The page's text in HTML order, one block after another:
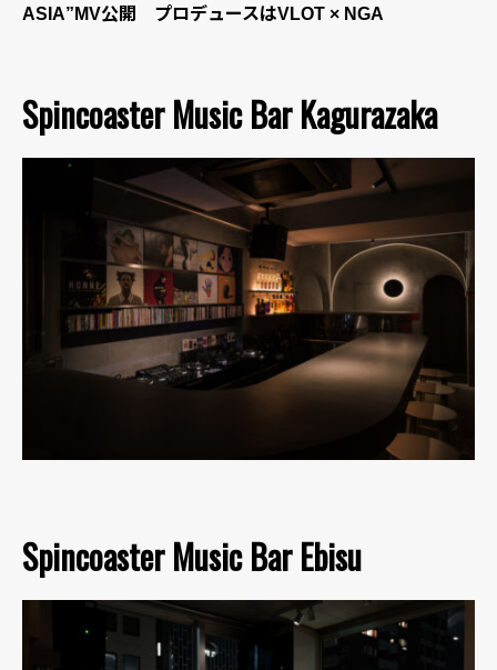
ASIA”MV公開 プロデュースはVLOT × NGA
Spincoaster Music Bar Kagurazaka
Spincoaster Music Bar Ebisu